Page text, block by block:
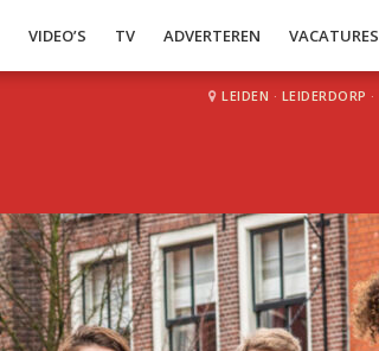
VIDEO’S TV ADVERTEREN VACATURES
LEIDEN · LEIDERDORP ·